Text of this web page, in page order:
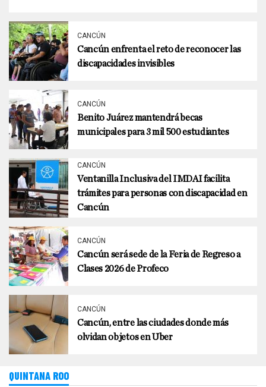
CANCÚN
Cancún enfrenta el reto de reconocer las
discapacidades invisibles
CANCÚN
Benito Juárez mantendrá becas
municipales para 3 mil 500 estudiantes
CANCÚN
Ventanilla Inclusiva del IMDAI facilita
trámites para personas con discapacidad en
Cancún
CANCÚN
Cancún será sede de la Feria de Regreso a
Clases 2026 de Profeco
CANCÚN
Cancún, entre las ciudades donde más
olvidan objetos en Uber
QUINTANA ROO